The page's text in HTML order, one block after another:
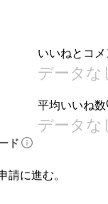
いいねとコ
データな
平均いいね数
データな
ド
に進む。